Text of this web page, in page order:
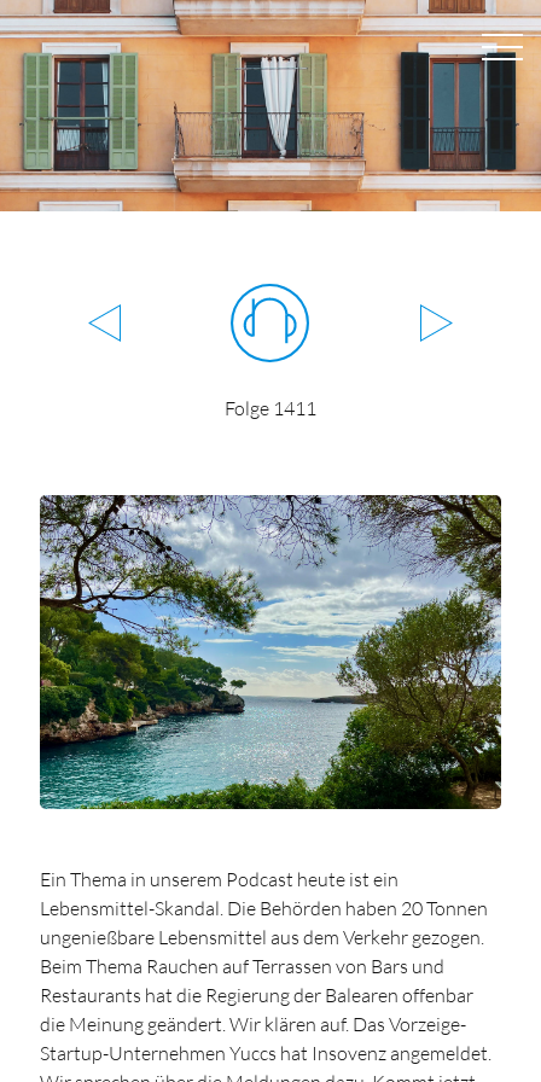
Folge 1411
Ein Thema in unserem Podcast heute ist ein
Lebensmittel-Skandal. Die Behörden haben 20 Tonnen
ungenießbare Lebensmittel aus dem Verkehr gezogen.
Beim Thema Rauchen auf Terrassen von Bars und
Restaurants hat die Regierung der Balearen offenbar
die Meinung geändert. Wir klären auf. Das Vorzeige-
Startup-Unternehmen Yuccs hat Insovenz angemeldet.